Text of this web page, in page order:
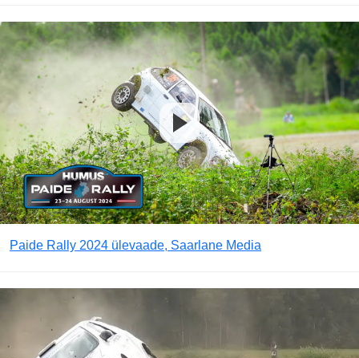
Paide Rally 2024 ülevaade, Saarlane Media